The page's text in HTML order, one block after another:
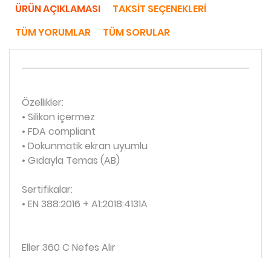
ÜRÜN AÇIKLAMASI
TAKSIT SEÇENEKLERI
TÜM YORUMLAR
TÜM SORULAR
Özellikler:
• Silikon içermez
• FDA compliant
• Dokunmatik ekran uyumlu
• Gıdayla Temas (AB)
Sertifikalar:
• EN 388:2016 + A1:2018:4131A
Eller 360 C Nefes Alir